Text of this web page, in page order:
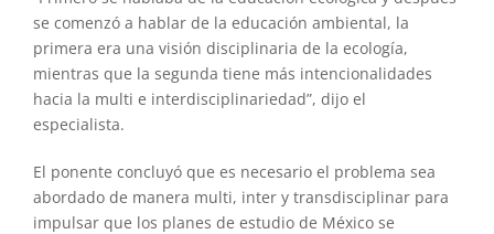
se comenzó a hablar de la educación ambiental, la
primera era una visión disciplinaria de la ecología,
mientras que la segunda tiene más intencionalidades
hacia la multi e interdisciplinariedad”, dijo el
especialista.
El ponente concluyó que es necesario el problema sea
abordado de manera multi, inter y transdisciplinar para
impulsar que los planes de estudio de México se